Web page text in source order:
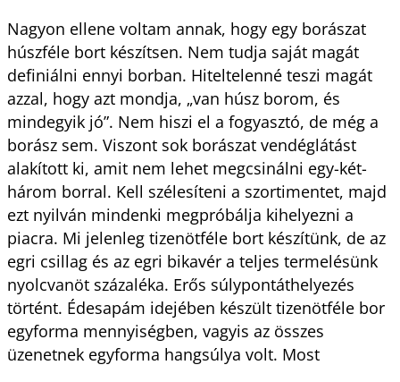
Nagyon ellene voltam annak, hogy egy borászat
húszféle bort készítsen. Nem tudja saját magát
definiálni ennyi borban. Hiteltelenné teszi magát
azzal, hogy azt mondja, „van húsz borom, és
mindegyik jó”. Nem hiszi el a fogyasztó, de még a
borász sem. Viszont sok borászat vendéglátást
alakított ki, amit nem lehet megcsinálni egy-két-
három borral. Kell szélesíteni a szortimentet, majd
ezt nyilván mindenki megpróbálja kihelyezni a
piacra. Mi jelenleg tizenötféle bort készítünk, de az
egri csillag és az egri bikavér a teljes termelésünk
nyolcvanöt százaléka. Erős súlypontáthelyezés
történt. Édesapám idejében készült tizenötféle bor
egyforma mennyiségben, vagyis az összes
üzenetnek egyforma hangsúlya volt. Most